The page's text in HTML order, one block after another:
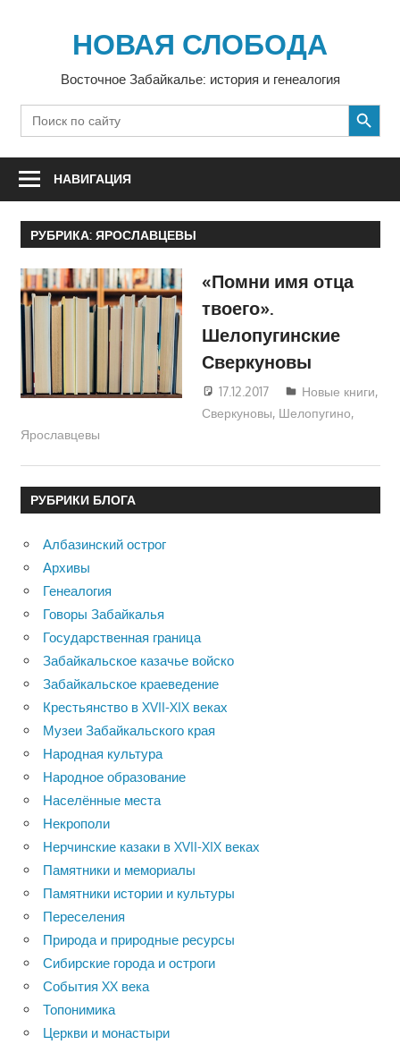
содержимомуНОВАЯ СЛОБОДА
Восточное Забайкалье: история и генеалогия
Search
for:
SEARCH BUTTON
НАВИГАЦИЯ
РУБРИКА: ЯРОСЛАВЦЕВЫ
«Помни имя отца
твоего».
Шелопугинские
Сверкуновы
17.12.2017 luzgina
Новые книги,
Сверкуновы, Шелопугино,
Ярославцевы
РУБРИКИ БЛОГА
Албазинский острог
Архивы
Генеалогия
Говоры Забайкалья
Государственная граница
Забайкальское казачье войско
Забайкальское краеведение
Крестьянство в XVII-XIX веках
Музеи Забайкальского края
Народная культура
Народное образование
Населённые места
Некрополи
Нерчинские казаки в XVII-XIX веках
Памятники и мемориалы
Памятники истории и культуры
Переселения
Природа и природные ресурсы
Сибирские города и остроги
События XX века
Топонимика
Церкви и монастыри